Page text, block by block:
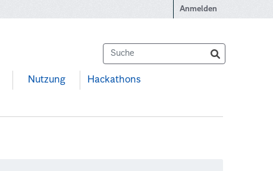
Anmelden
Nutzung Hackathons